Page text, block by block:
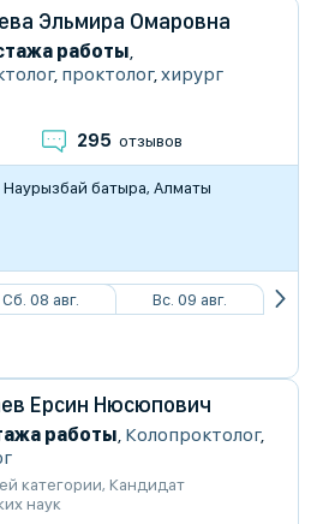
Эльмира Омаровна
работы,
, проктолог,хирург
295 отзывов
Наурызбай батыра, Алматы
Сб. 08 авг. Вс. 09 авг.
Ерсин Нюсюпович
работы, Колопроктолог,
категории, Кандидат
наук